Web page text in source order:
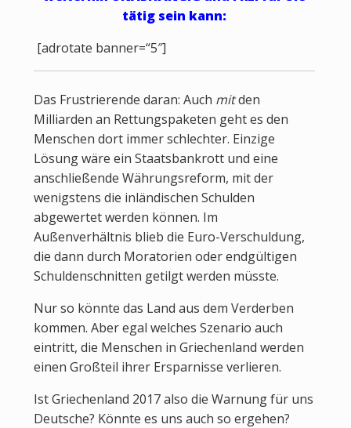
tätig sein kann:
[adrotate banner=“5″]
Das Frustrierende daran: Auch mitden
Milliarden an Rettungspaketen geht es den
Menschen dort immer schlechter. Einzige
Lösung wäre ein Staatsbankrott und eine
anschließende Währungsreform, mit der
wenigstens die inländischen Schulden
abgewertet werden können. Im
Außenverhältnis blieb die Euro-Verschuldung,
die dann durch Moratorien oder endgültigen
Schuldenschnitten getilgt werden müsste.
Nur so könnte das Land aus dem Verderben
kommen. Aber egal welches Szenario auch
eintritt, die Menschen in Griechenland werden
einen Großteil ihrer Ersparnisse verlieren.
Ist Griechenland 2017 also die Warnung für uns
Deutsche? Könnte es uns auch so ergehen?